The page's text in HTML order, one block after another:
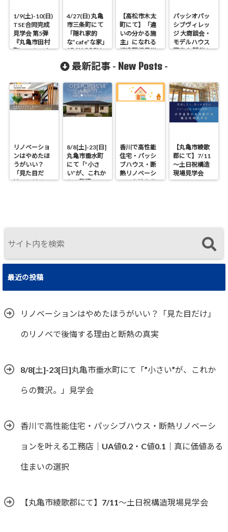
1/9(土)-10(日)
TSE合同完成
見学会 第5弾
『丸亀市田村
町 ロフトのあ
4/27(日) 丸亀
市三条町にて
「隠れ家的
な”cafe”な家」
1DAY OPEN
の窓・
邸】
【高松市木太
町にて】「違
いの分かる施
主」になれる
構造現場見学
パッシオパッ
シブヴィレッ
ジ 大商談会・
モデルハウス
販売会 開催！
最新記事 - New Posts -
リノベーショ
ンはやめたほ
うがいい？
「見た目だ
け」のリノベ
8/8[土]-23[日]
丸亀市垂水町
にて「”小さ
い”が、これか
らの贅沢。」
香川で高性能
住宅・パッシ
ブハウス・断
熱リノベーシ
ョンを叶える
【丸亀市綾歌
郡にて】7/11
～土日祝構造
現場見学会
最近の投稿
リノベーションはやめたほうがいい？「見た目だけ」
のリノベで後悔する理由と断熱の真実
8/8[土]-23[日]丸亀市垂水町にて「”小さい”が、これか
らの贅沢。」見学会
香川で高性能住宅・パッシブハウス・断熱リノベーシ
ョンを叶える工務店｜UA値0.2・C値0.1｜真に価値ある
住まいの選択
【丸亀市綾歌郡にて】7/11～土日祝構造現場見学会